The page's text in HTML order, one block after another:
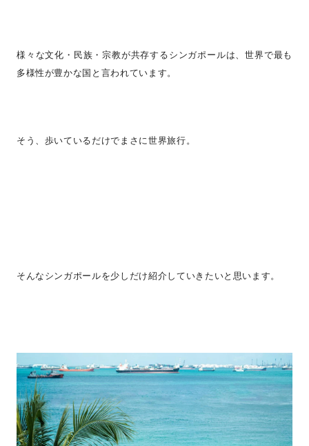
様々な文化・民族・宗教が共存するシンガポールは、世界で最も
多様性が豊かな国と言われています。
そう、歩いているだけでまさに世界旅行。
そんなシンガポールを少しだけ紹介していきたいと思います。